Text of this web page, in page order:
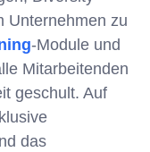
Unternehmen zu
-Module und
Mitarbeitenden
geschult. Auf
das